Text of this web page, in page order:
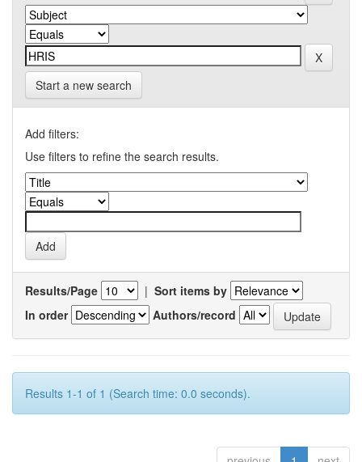
Start a new search
Add filters:
Use filters to refine the search results.
Results/Page | Sort items by
In order
Authors/record
Results 1-1 of 1 (Search time: 0.0 seconds).